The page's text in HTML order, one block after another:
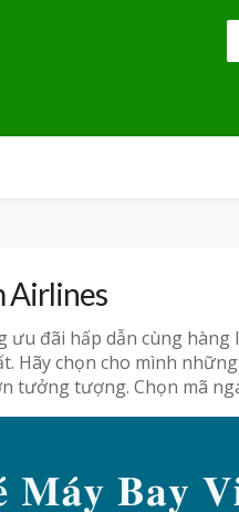
Airlines
ưu đãi hấp dẫn cùng hàng
Hãy chọn cho mình
tưởng tượng. Chọn mã